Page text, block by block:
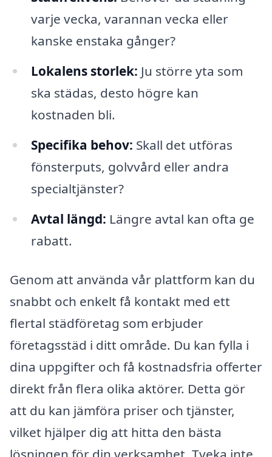
varje vecka, varannan vecka eller
kanske enstaka gånger?
Lokalens storlek: Ju större yta som
ska städas, desto högre kan
kostnaden bli.
Specifika behov: Skall det utföras
fönsterputs, golvvård eller andra
specialtjänster?
Avtal längd: Längre avtal kan ofta ge
rabatt.
Genom att använda vår plattform kan du
snabbt och enkelt få kontakt med ett
flertal städföretag som erbjuder
företagsstäd i ditt område. Du kan fylla i
dina uppgifter och få kostnadsfria offerter
direkt från flera olika aktörer. Detta gör
att du kan jämföra priser och tjänster,
vilket hjälper dig att hitta den bästa